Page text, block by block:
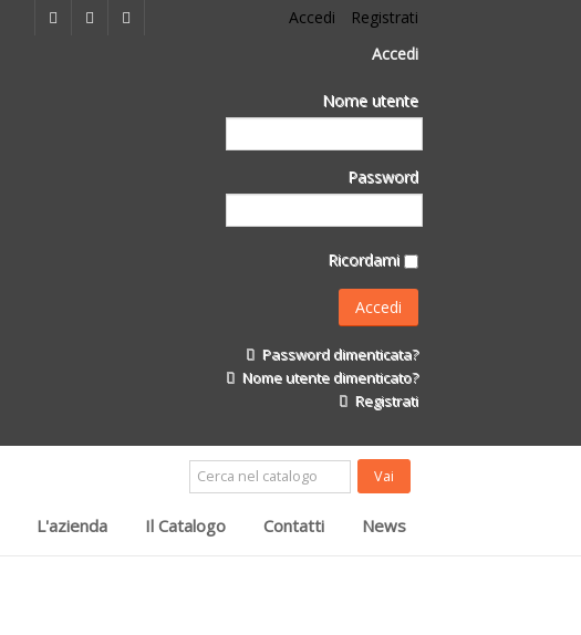
Accedi
Registrati
Accedi
Nome utente
Password
Ricordami
Password dimenticata?
Nome utente dimenticato?
Registrati
L'azienda Il Catalogo Contatti News